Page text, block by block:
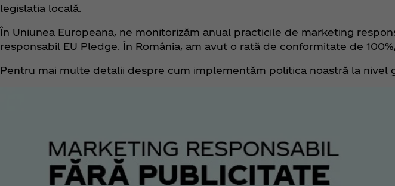
legislatia locală.
În Uniunea Europeana, ne monitorizăm anual practicile de marketing
responsabil EU Pledge. În România, am avut o rată de conformitate de
Pentru mai multe detalii despre cum implementăm politica noastră la nivel